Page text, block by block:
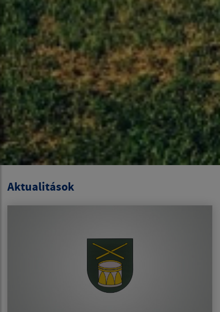
Aktualitások